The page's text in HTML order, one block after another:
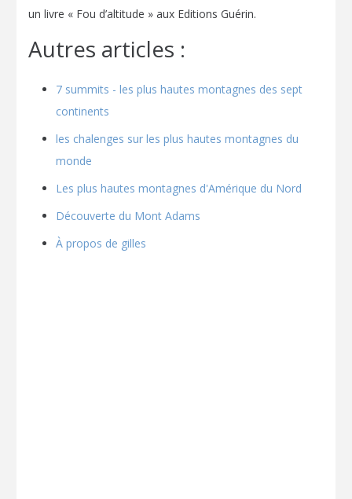
un livre « Fou d’altitude » aux Editions Guérin.
Autres articles :
7 summits - les plus hautes montagnes des sept
continents
les chalenges sur les plus hautes montagnes du
monde
Les plus hautes montagnes d'Amérique du Nord
Découverte du Mont Adams
À propos de gilles